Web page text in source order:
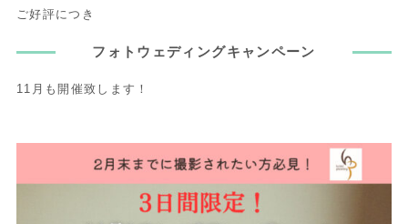
ご好評につき
フォトウェディングキャンペーン
11月も開催致します！